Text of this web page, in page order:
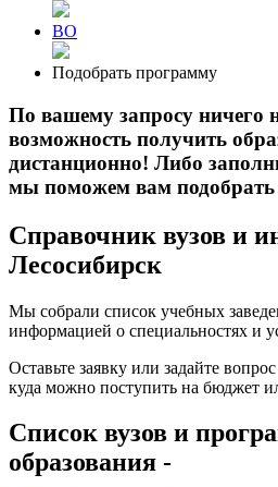
ВО
Подобрать программу
По вашему запросу ничего
возможность получить
дистанционно! Либо
мы поможем вам
Справочник вузов и
Лесосибирск
Мы собрали список учебных
информацией о специальностях и
Оставьте заявку или задайте
куда можно поступить на бюджет
Список вузов и
образования -